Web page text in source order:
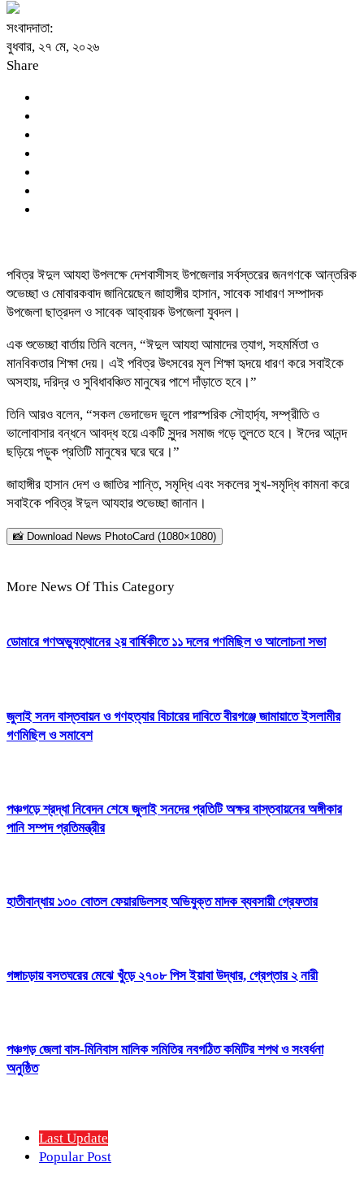
সংবাদদাতা:
বুধবার, ২৭ মে, ২০২৬
Share
পবিত্র ঈদুল আযহা উপলক্ষে দেশবাসীসহ উপজেলার সর্বস্তরের জনগণকে আন্তরিক
শুভেচ্ছা ও মোবারকবাদ জানিয়েছেন জাহাঙ্গীর হাসান, সাবেক সাধারণ সম্পাদক
উপজেলা ছাত্রদল ও সাবেক আহ্বায়ক উপজেলা যুবদল।
এক শুভেচ্ছা বার্তায় তিনি বলেন, “ঈদুল আযহা আমাদের ত্যাগ, সহমর্মিতা ও
মানবিকতার শিক্ষা দেয়। এই পবিত্র উৎসবের মূল শিক্ষা হৃদয়ে ধারণ করে সবাইকে
অসহায়, দরিদ্র ও সুবিধাবঞ্চিত মানুষের পাশে দাঁড়াতে হবে।”
তিনি আরও বলেন, “সকল ভেদাভেদ ভুলে পারস্পরিক সৌহার্দ্য, সম্প্রীতি ও
ভালোবাসার বন্ধনে আবদ্ধ হয়ে একটি সুন্দর সমাজ গড়ে তুলতে হবে। ঈদের আনন্দ
ছড়িয়ে পড়ুক প্রতিটি মানুষের ঘরে ঘরে।”
জাহাঙ্গীর হাসান দেশ ও জাতির শান্তি, সমৃদ্ধি এবং সকলের সুখ-সমৃদ্ধি কামনা করে
সবাইকে পবিত্র ঈদুল আযহার শুভেচ্ছা জানান।
📸 Download News PhotoCard (1080×1080)
More News Of This Category
ডোমারে গণঅভ্যুত্থানের ২য় বার্ষিকীতে ১১ দলের গণমিছিল ও আলোচনা সভা
জুলাই সনদ বাস্তবায়ন ও গণহত্যার বিচারের দাবিতে বীরগঞ্জে জামায়াতে ইসলামীর
গণমিছিল ও সমাবেশ
পঞ্চগড়ে শ্রদ্ধা নিবেদন শেষে জুলাই সনদের প্রতিটি অক্ষর বাস্তবায়নের অঙ্গীকার
পানি সম্পদ প্রতিমন্ত্রীর
হাতীবান্ধায় ১৩০ বোতল ফেয়ারডিলসহ অভিযুক্ত মাদক ব্যবসায়ী গ্রেফতার
গঙ্গাচড়ায় বসতঘরের মেঝে খুঁড়ে ২৭০৮ পিস ইয়াবা উদ্ধার, গ্রেপ্তার ২ নারী
পঞ্চগড় জেলা বাস-মিনিবাস মালিক সমিতির নবগঠিত কমিটির শপথ ও সংবর্ধনা
অনুষ্ঠিত
Last Update
Popular Post